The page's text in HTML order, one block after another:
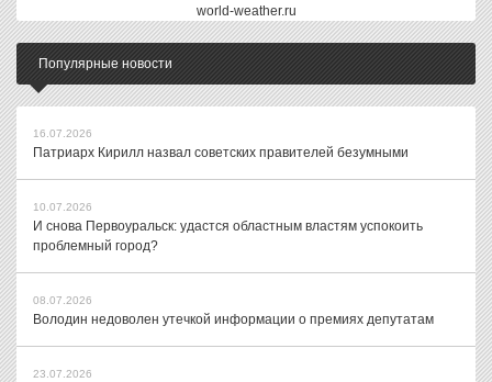
world-weather.ru
Популярные новости
16.07.2026
Патриарх Кирилл назвал советских правителей безумными
10.07.2026
И снова Первоуральск: удастся областным властям успокоить
проблемный город?
08.07.2026
Володин недоволен утечкой информации о премиях депутатам
23.07.2026